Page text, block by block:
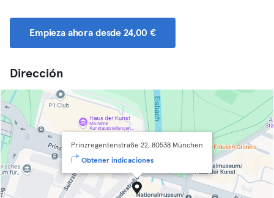
Empieza ahora desde 24,00 €
Dirección
Prinzregentenstraße 22, 80538 München
Obtener indicaciones